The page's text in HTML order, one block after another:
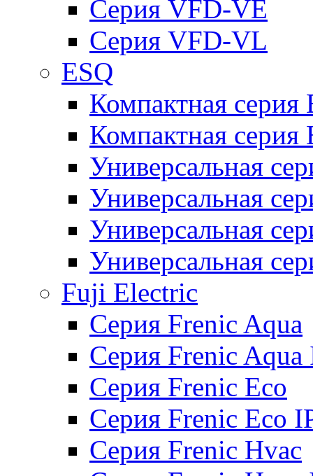
Серия VFD-VE
Серия VFD-VL
ESQ
Компактная серия
Компактная
Универсальная
Универсальная
Универсальная
Универсальная
Fuji Electric
Серия Frenic Aqua
Серия Frenic Aqua
Серия Frenic Eco
Серия Frenic Eco
Серия Frenic Hvac